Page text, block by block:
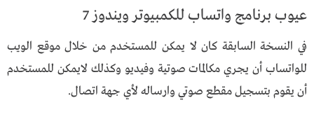
عيوب برنامج واتساب للكمبيوتر ويندوز 7
في النسخة السابقة كان لا يمكن للمستخدم من خلال موقع الويب
للواتساب أن يجري مكالمات صوتية وفيديو وكذلك لايمكن للمستخدم
أن يقوم بتسجيل مقطع صوتي وارساله لأي جهة اتصال.